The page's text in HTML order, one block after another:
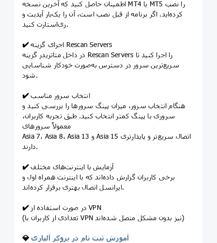
اطمینان حاصل کنید که آخرین نسخه MT4 یا MT5 را نصب
کرده‌اید. اگر برنامه از قبل نصب است، آن را یک‌بار آپدیت و
ری‌استارت کنید.
✔️
اجرای گزینه Rescan Servers
در داخل متاتریدر گزینه Rescan Servers را اجرا کنید تا
سریع‌ترین سرور در دسترس به‌صورت خودکار شناسایی
شود.
✔️ انتخاب سرور مناسب
هنگام انتخاب سرور، میزان پینگ سرورها را بررسی کنید و
سروری با پینگ کمتر انتخاب کنید. طبق تجربه کاربران،
معمولاً سرورهای
Asia 7، Asia 8، Asia 13 و Asia 15 اتصال سریع‌تر و پایدارتری
دارند.
✔️ آزمایش با اینترنت‌های مختلف
برخی کاربران گزارش داده‌اند که با اینترنت همراه اول و
ایرانسل اتصال بهتری برقرار کرده‌اند.
✔️
در صورت استفاده از VPN
(تعدادی از کاربران با VPN نیز بدون مشکل متصل شده‌اند)
💎 آموزش ثبت نام در بروکر آلپاری